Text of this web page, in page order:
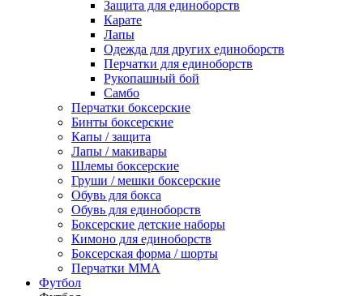
Защита для единоборств
Карате
Лапы
Одежда для других единоборств
Перчатки для единоборств
Рукопашный бой
Самбо
Перчатки боксерские
Бинты боксерские
Капы / защита
Лапы / макивары
Шлемы боксерские
Груши / мешки боксерские
Обувь для бокса
Обувь для единоборств
Боксерские детские наборы
Кимоно для единоборств
Боксерская форма / шорты
Перчатки ММА
Футбол